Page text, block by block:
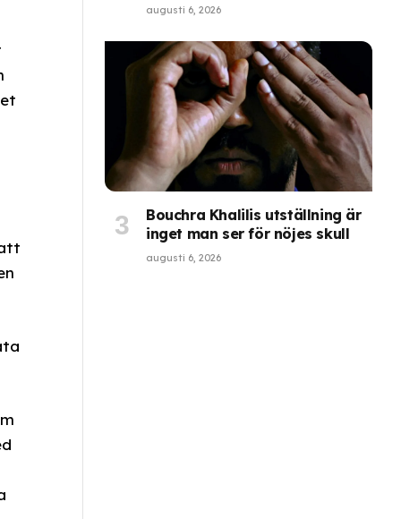
augusti 6, 2026
Bouchra Khalilis utställning är
inget man ser för nöjes skull
augusti 6, 2026